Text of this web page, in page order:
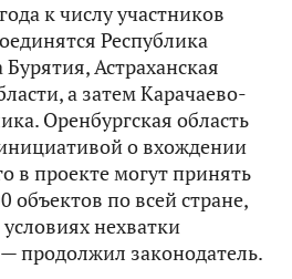
к числу участников
Республика
Астраханская
а затем Карачаево-
Оренбургская область
о вхождении
в проекте могут принять
объектов по всей стране,
нехватки
продолжил законодатель.